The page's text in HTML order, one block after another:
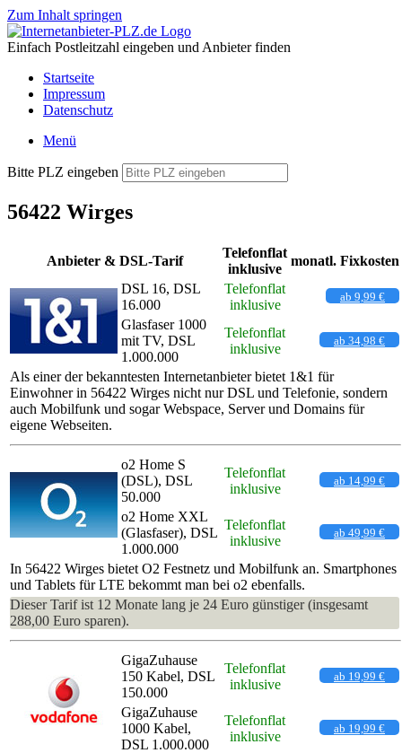
Zum Inhalt springen
Einfach Postleitzahl eingeben und Anbieter finden
Startseite
Impressum
Datenschutz
Menü
Bitte PLZ eingeben
56422 Wirges
Anbieter & DSL-Tarif
Telefonflat
inklusive
monatl. Fixkosten
DSL 16, DSL
16.000
Telefonflat
inklusive
ab 9,99 €
Glasfaser 1000
mit TV, DSL
1.000.000
Telefonflat
inklusive
ab 34,98 €
Als einer der bekanntesten Internetanbieter bietet 1&1 für
Einwohner in 56422 Wirges nicht nur DSL und Telefonie, sondern
auch Mobilfunk und sogar Webspace, Server und Domains für
eigene Webseiten.
o2 Home S
(DSL), DSL
50.000
Telefonflat
inklusive
ab 14,99 €
o2 Home XXL
(Glasfaser), DSL
1.000.000
Telefonflat
inklusive
ab 49,99 €
In 56422 Wirges bietet O2 Festnetz und Mobilfunk an. Smartphones
und Tablets für LTE bekommt man bei o2 ebenfalls.
Dieser Tarif ist 12 Monate lang je 24 Euro günstiger (insgesamt
288,00 Euro sparen).
GigaZuhause
150 Kabel, DSL
150.000
Telefonflat
inklusive
ab 19,99 €
GigaZuhause
1000 Kabel,
DSL 1.000.000
Telefonflat
inklusive
ab 19,99 €